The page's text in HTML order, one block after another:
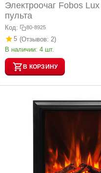
Электроочаг Fobos Lux Brass без
пульта
Код: 80-8925
5 (Отзывов: 2)
В наличии: 4 шт.
В КОРЗИНУ